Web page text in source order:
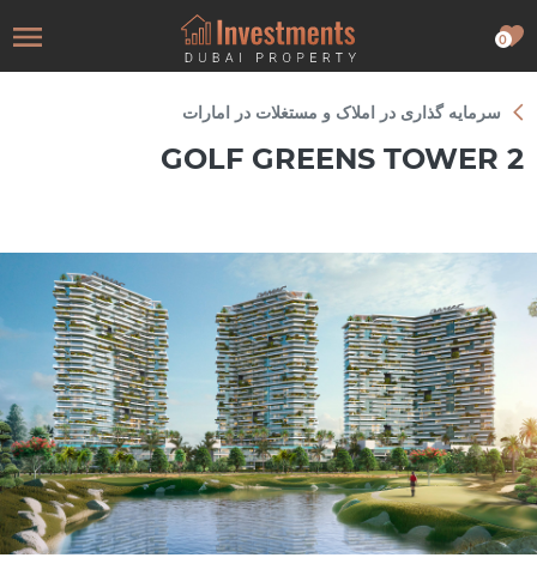
0
سرمایه گذاری در املاک و مستغلات در امارات
GOLF GREENS TOWER 2